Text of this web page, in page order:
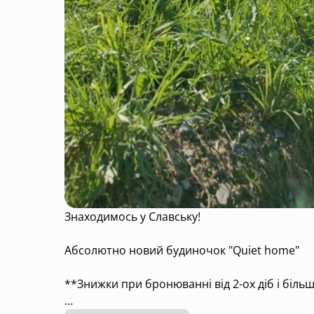
Знаходимось у Славську!
Абсолютно новий будиночок "Quiet home"
**Знижки при бронюванні від 2-ох діб і